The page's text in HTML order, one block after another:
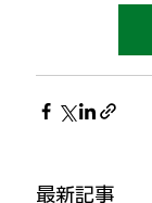
最新記事